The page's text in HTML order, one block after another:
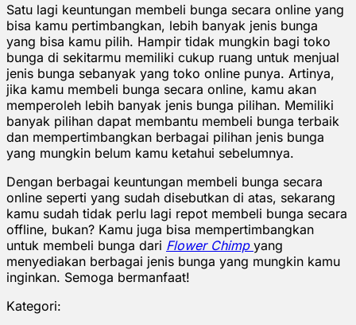
Satu lagi keuntungan membeli bunga secara online yang
bisa kamu pertimbangkan, lebih banyak jenis bunga
yang bisa kamu pilih. Hampir tidak mungkin bagi toko
bunga di sekitarmu memiliki cukup ruang untuk menjual
jenis bunga sebanyak yang toko online punya. Artinya,
jika kamu membeli bunga secara online, kamu akan
memperoleh lebih banyak jenis bunga pilihan. Memiliki
banyak pilihan dapat membantu membeli bunga terbaik
dan mempertimbangkan berbagai pilihan jenis bunga
yang mungkin belum kamu ketahui sebelumnya.
Dengan berbagai keuntungan membeli bunga secara
online seperti yang sudah disebutkan di atas, sekarang
kamu sudah tidak perlu lagi repot membeli bunga secara
offline, bukan? Kamu juga bisa mempertimbangkan
untuk membeli bunga dari Flower Chimp yang
menyediakan berbagai jenis bunga yang mungkin kamu
inginkan. Semoga bermanfaat!
Kategori: